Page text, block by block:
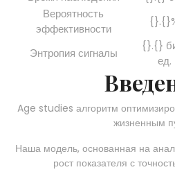
Вероятность
эффективности
Энтропия сигналы
{}.{}
ед.
Age studies алгоритм
жизненным
Наша модель, основанная на
рост показателя с